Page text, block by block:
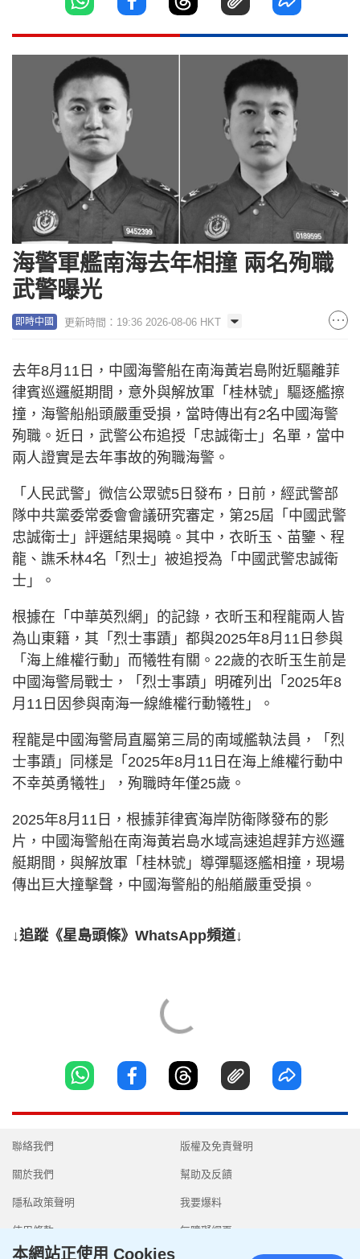
海警軍艦南海去年相撞 兩名殉職
武警曝光
即時中國 更新時間：19:36 2026-08-06 HKT
去年8月11日，中國海警船在南海黃岩島附近驅離菲
律賓巡邏艇期間，意外與解放軍「桂林號」驅逐艦擦
撞，海警船船頭嚴重受損，當時傳出有2名中國海警
殉職。近日，武警公布追授「忠誠衛士」名單，當中
兩人證實是去年事故的殉職海警。
「人民武警」微信公眾號5日發布，日前，經武警部
隊中共黨委常委會會議研究審定，第25屆「中國武警
忠誠衛士」評選結果揭曉。其中，衣昕玉、苗鑒、程
龍、譙禾林4名「烈士」被追授為「中國武警忠誠衛
士」。
根據在「中華英烈網」的記錄，衣昕玉和程龍兩人皆
為山東籍，其「烈士事蹟」都與2025年8月11日參與
「海上維權行動」而犧牲有關。22歲的衣昕玉生前是
中國海警局戰士，「烈士事蹟」明確列出「2025年8
月11日因參與南海一線維權行動犧牲」。
程龍是中國海警局直屬第三局的南域艦執法員，「烈
士事蹟」同樣是「2025年8月11日在海上維權行動中
不幸英勇犧牲」，殉職時年僅25歲。
2025年8月11日，根據菲律賓海岸防衛隊發布的影
片，中國海警船在南海黃岩島水域高速追趕菲方巡邏
艇期間，與解放軍「桂林號」導彈驅逐艦相撞，現場
傳出巨大撞擊聲，中國海警船的船艏嚴重受損。
↓追蹤《星島頭條》WhatsApp頻道↓
聯絡我們
關於我們
隱私政策聲明
使用條款
版權及免責聲明
幫助及反饋
我要爆料
無障礙網頁
本網站正使用 Cookies